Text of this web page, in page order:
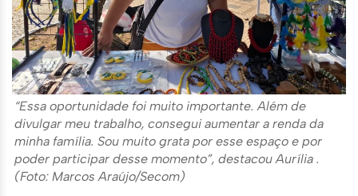
“Essa oportunidade foi muito importante. Além de
divulgar meu trabalho, consegui aumentar a renda da
minha família. Sou muito grata por esse espaço e por
poder participar desse momento”, destacou Aurília .
(Foto: Marcos Araújo/Secom)